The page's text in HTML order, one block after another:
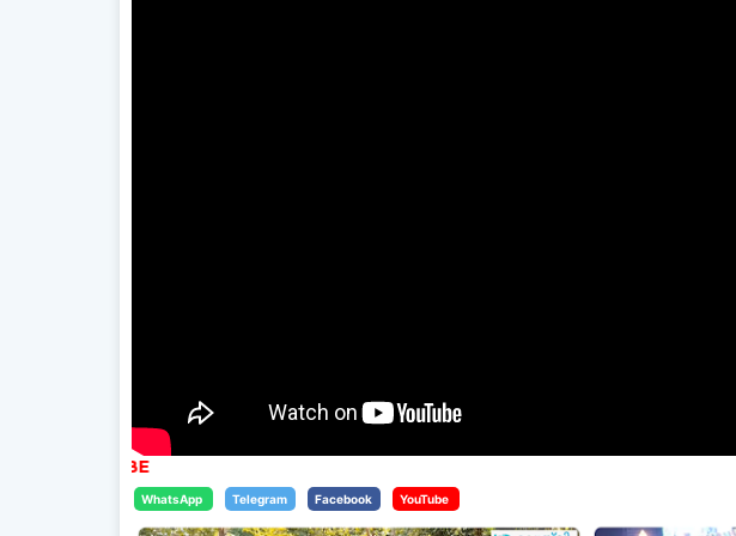
WhatsApp Telegram Facebook YouTube